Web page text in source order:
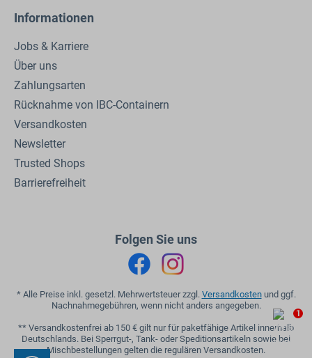
Informationen
Jobs & Karriere
Über uns
Zahlungsarten
Rücknahme von IBC-Containern
Versandkosten
Newsletter
Trusted Shops
Barrierefreiheit
Folgen Sie uns
* Alle Preise inkl. gesetzl. Mehrwertsteuer zzgl. Versandkostenund ggf.
Nachnahmegebühren, wenn nicht anders angegeben.
** Versandkostenfrei ab 150 € gilt nur für paketfähige Artikel innerhalb
Deutschlands. Bei Sperrgut-, Tank- oder Speditionsartikeln sowie bei
Mischbestellungen gelten die regulären Versandkosten.
1